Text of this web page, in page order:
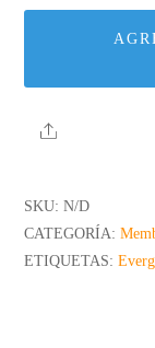
Share
SKU:N/D
CATEGORÍA:
ETIQUETAS: